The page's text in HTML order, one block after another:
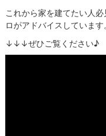
これから家を建てたい人
ロがアドバイスしています
↓↓↓ぜひご覧ください♪